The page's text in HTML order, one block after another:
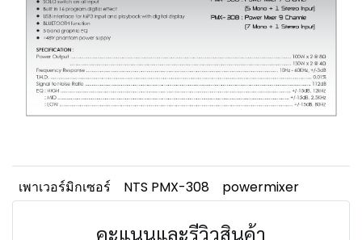
เพาเวอร์มิกเซอร์ NTS PMX-308 powermixer
คะแนนและรีวิวสินค้า